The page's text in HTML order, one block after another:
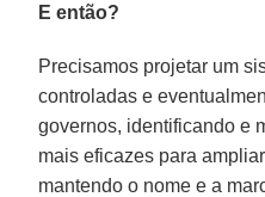
E então?
Precisamos projetar um
controladas e
governos, identificando e
mais eficazes para
mantendo o nome e a